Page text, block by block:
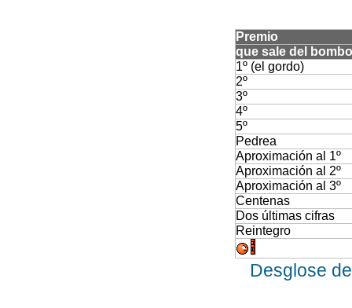
Premio
que sale del bombo
1º (el gordo)
2º
3º
4º
5º
Pedrea
Aproximación al 1º
Aproximación al 2º
Aproximación al 3º
Centenas
Dos últimas cifras
Reintegro
Desglose